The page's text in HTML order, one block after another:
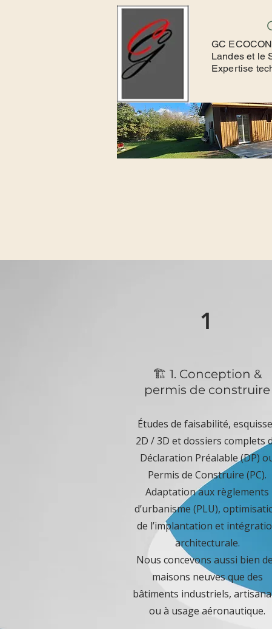
GC
Landes et le
Expertise
1
🏗️ 1. Conception &
permis de construire
Études de faisabilité,
2D / 3D et dossiers complets
Déclaration Préalable (DP)
Permis de Construire (PC).
Adaptation aux règlements
d’urbanisme (PLU),
de l’implantation et
architecturale.
Nous concevons aussi bien
maisons neuves que des
bâtiments industriels,
ou à usage aéronautique.